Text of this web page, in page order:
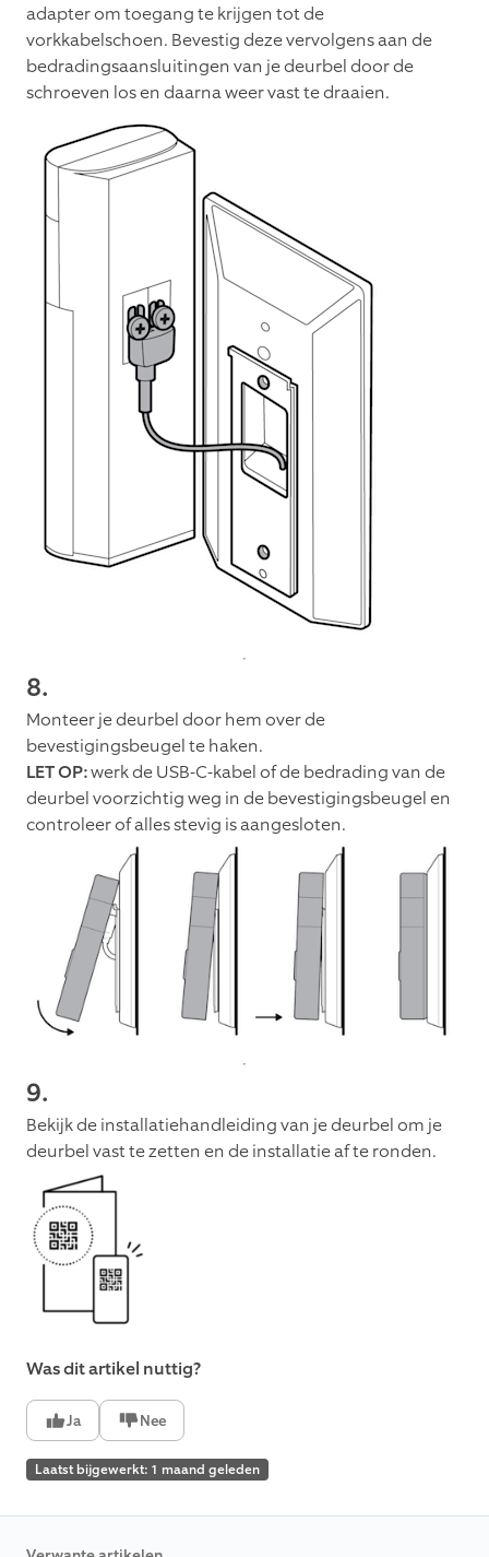
adapter om toegang te krijgen tot de
vorkkabelschoen. Bevestig deze vervolgens aan de
bedradingsaansluitingen van je deurbel door de
schroeven los en daarna weer vast te draaien.
8.
Monteer je deurbel door hem over de
bevestigingsbeugel te haken.
LET OP:werk de USB-C-kabel of de bedrading van de
deurbel voorzichtig weg in de bevestigingsbeugel en
controleer of alles stevig is aangesloten.
9.
Bekijk de installatiehandleiding van je deurbel om je
deurbel vast te zetten en de installatie af te ronden.
Was dit artikel nuttig?
Ja Nee
Laatst bijgewerkt: 1 maand geleden